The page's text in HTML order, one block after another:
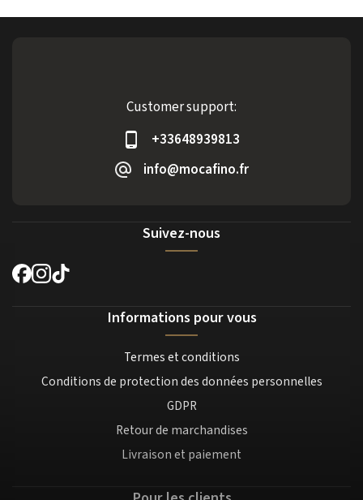
Customer support:
+33648939813
info@mocafino.fr
Suivez-nous
Informations pour vous
Termes et conditions
Conditions de protection des données personnelles
GDPR
Retour de marchandises
Livraison et paiement